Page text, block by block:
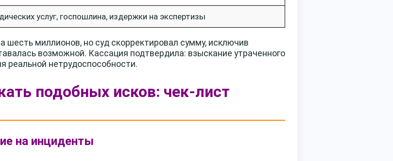
услуг, госпошлина, издержки на экспертизы
шесть миллионов, но суд скорректировал сумму, исключив
возможной. Кассация подтвердила: взыскание утраченного
реальной нетрудоспособности.
подобных исков: чек-лист
на инциденты